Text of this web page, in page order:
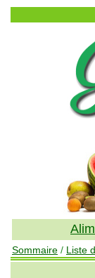
Sommaire / Liste